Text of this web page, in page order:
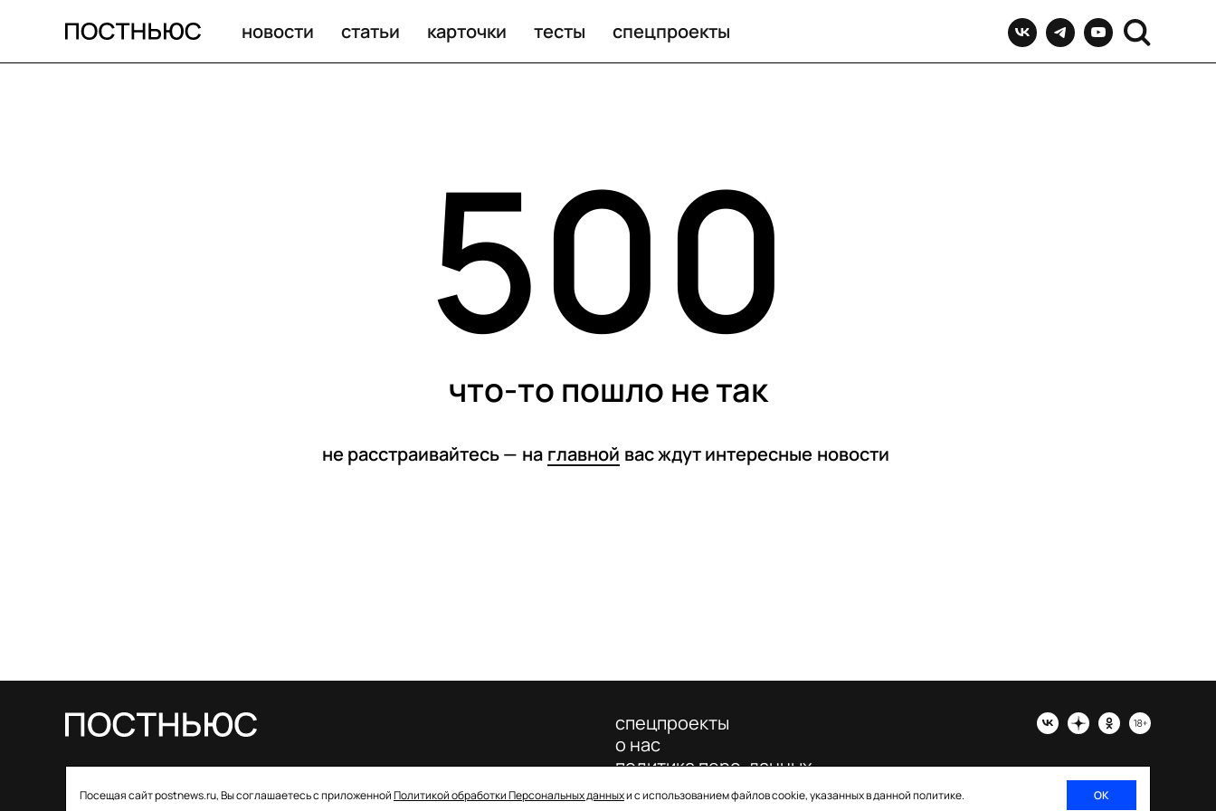
новости статьи карточки тесты спецпроекты
500
что-то пошло не так
не расстраивайтесь — на главной вас ждут интересные новости
Посещая сайт postnews.ru, Вы соглашаетесь с приложеннойПолитикой обработки Персональных данныхи с использованием файлов cookie, указанных в данной политике. ОК
о регистрации СМИ: ЭЛ № ФС 77–85757 от 22 августа
спецпроекты
о нас
политика перс. данных